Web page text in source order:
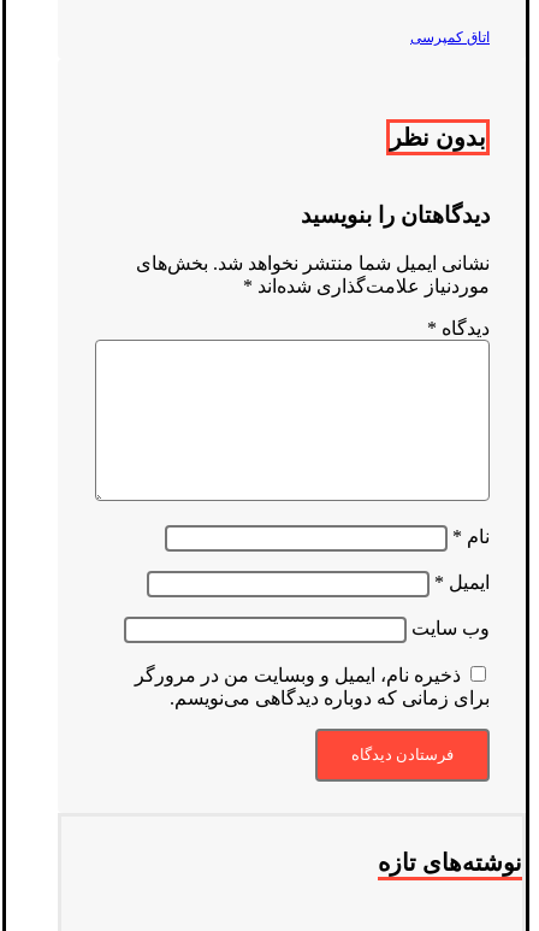
اتاق کمپرسی
بدون نظر
دیدگاهتان را بنویسید
نشانی ایمیل شما منتشر نخواهد شد. بخش‌های
موردنیاز علامت‌گذاری شده‌اند *
دیدگاه *
نام *
ایمیل *
وب‌ سایت
ذخیره نام، ایمیل و وبسایت من در مرورگر
برای زمانی که دوباره دیدگاهی می‌نویسم.
نوشته‌های تازه